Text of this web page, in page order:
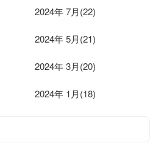
2024年 7月(22)
2024年 5月(21)
2024年 3月(20)
2024年 1月(18)